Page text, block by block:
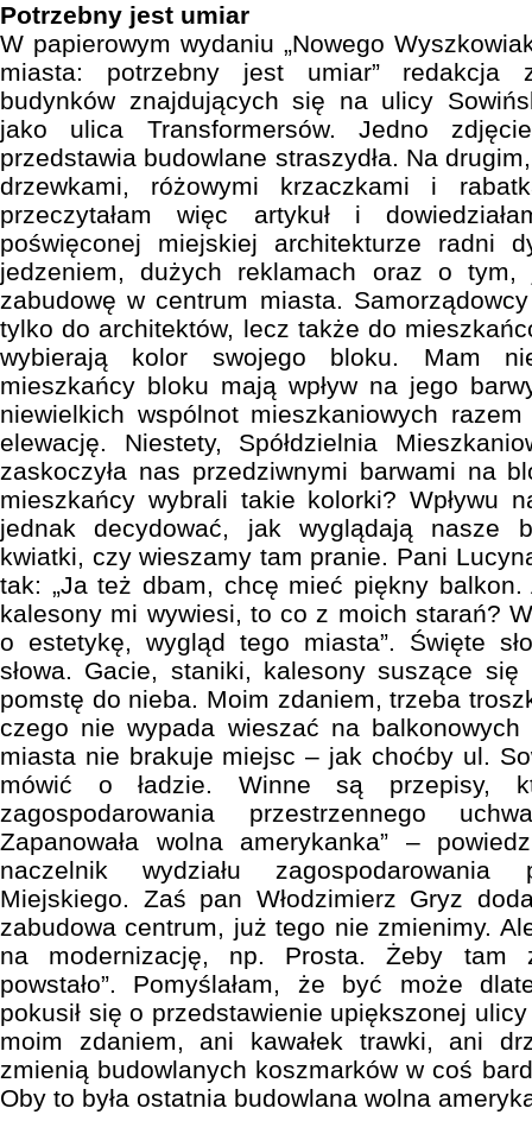
Potrzebny jest umiar
W papierowym wydaniu „Nowego
miasta: potrzebny jest umiar” redakcja
budynków znajdujących się na ulicy
jako ulica Transformersów. Jedno
przedstawia budowlane straszydła. Na
drzewkami, różowymi krzaczkami i
przeczytałam więc artykuł i
poświęconej miejskiej architekturze radni
jedzeniem, dużych reklamach oraz o tym,
zabudowę w centrum miasta.
tylko do architektów, lecz także do
wybierają kolor swojego bloku. Mam
mieszkańcy bloku mają wpływ na jego
niewielkich wspólnot mieszkaniowych
elewację. Niestety, Spółdzielnia
zaskoczyła nas przedziwnymi barwami na
mieszkańcy wybrali takie kolorki? Wpływu
jednak decydować, jak wyglądają nasze
kwiatki, czy wieszamy tam pranie. Pani
tak: „Ja też dbam, chcę mieć piękny
kalesony mi wywiesi, to co z moich starań?
o estetykę, wygląd tego miasta”. Święte
słowa. Gacie, staniki, kalesony suszące się
pomstę do nieba. Moim zdaniem, trzeba
czego nie wypada wieszać na balkonowych
miasta nie brakuje miejsc – jak choćby ul.
mówić o ładzie. Winne są przepisy,
zagospodarowania przestrzennego
Zapanowała wolna amerykanka” –
naczelnik wydziału zagospodarowania
Miejskiego. Zaś pan Włodzimierz Gryz
zabudowa centrum, już tego nie zmienimy.
na modernizację, np. Prosta. Żeby tam
powstało”. Pomyślałam, że być może
pokusił się o przedstawienie upiększonej
moim zdaniem, ani kawałek trawki, ani
zmienią budowlanych koszmarków w coś
Oby to była ostatnia budowlana wolna